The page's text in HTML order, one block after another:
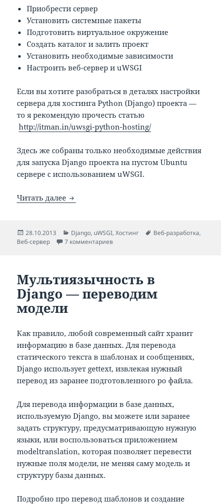
Приобрести сервер
Установить системные пакеты
Подготовить виртуальное окружение
Создать каталог и залить проект
Установить необходимые зависимости
Настроить веб-сервер и uWSGI
Если вы хотите разобраться в деталях настройки
сервера для хостинга Python (Django) проекта —
то я рекомендую прочесть статью
http://itman.in/uwsgi-python-hosting/
Здесь же собраны только необходимые действия
для запуска Django проекта на пустом Ubuntu
сервере с использованием uWSGI.
Читать далее Настройка веб-сервера для Django с
Опубликовано
28.10.2013 Рубрики
Django, uWSGI,Хостинг Метки
Веб-разработка,
Веб-сервер
7 комментариевк записи Настройка веб-сервера
Мультиязычность в
Django — переводим
модели
Как правило, любой современный сайт хранит
информацию в базе данных. Для перевода
статического текста в шаблонах и сообщениях,
Django использует gettext, извлекая нужный
перевод из заранее подготовленного po файла.
Для перевода информации в базе данных,
используемую Django, вы можете или заранее
задать структуру, предусматривающую нужную
языки, или воспользоваться приложением
modeltranslation, которая позволяет перевести
нужные поля модели, не меняя саму модель и
структуру базы данных.
Подробно про перевод шаблонов и создание